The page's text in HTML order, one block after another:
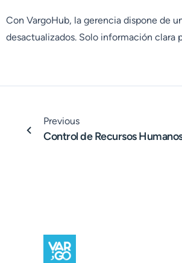
Con VargoHub, la gerencia dispone de
desactualizados. Solo información
Previous
Control de Recursos